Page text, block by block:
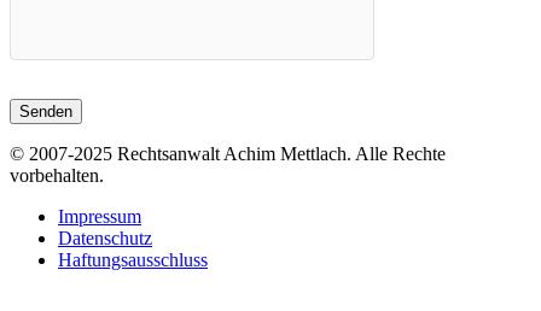
© 2007-2025 Rechtsanwalt Achim Mettlach. Alle Rechte
vorbehalten.
Impressum
Datenschutz
Haftungsausschluss